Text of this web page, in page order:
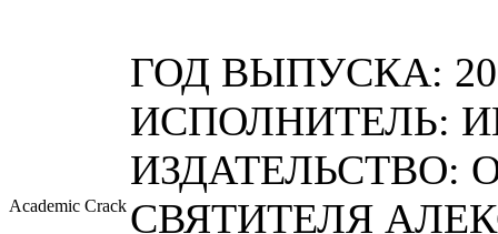
Academic Crack
ГОД ВЫПУСКА:
ИСПОЛНИТЕЛЬ:
ИЗДАТЕЛЬСТВО:
СВЯТИТЕЛЯ